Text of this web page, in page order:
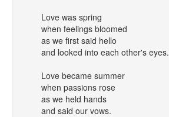
Love was spring
when feelings bloomed
as we first said hello
and looked into each other's eyes.
Love became summer
when passions rose
as we held hands
and said our vows.